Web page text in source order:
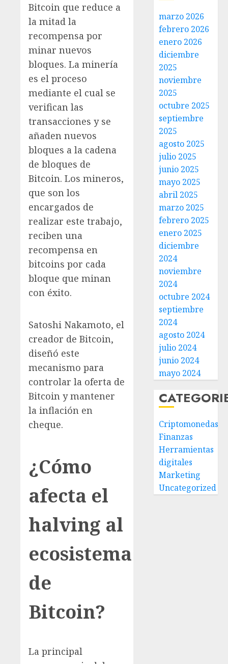
Bitcoin que reduce a
la mitad la
recompensa por
minar nuevos
bloques. La minería
es el proceso
mediante el cual se
verifican las
transacciones y se
añaden nuevos
bloques a la cadena
de bloques de
Bitcoin. Los mineros,
que son los
encargados de
realizar este trabajo,
reciben una
recompensa en
bitcoins por cada
bloque que minan
con éxito.
Satoshi Nakamoto, el
creador de Bitcoin,
diseñó este
mecanismo para
controlar la oferta de
Bitcoin y mantener
la inflación en
cheque.
¿Cómo
afecta el
halving al
ecosistema
de
Bitcoin?
La principal
marzo 2026
febrero 2026
enero 2026
diciembre
2025
noviembre
2025
octubre 2025
septiembre
2025
agosto 2025
julio 2025
junio 2025
mayo 2025
abril 2025
marzo 2025
febrero 2025
enero 2025
diciembre
2024
noviembre
2024
octubre 2024
septiembre
2024
agosto 2024
julio 2024
junio 2024
mayo 2024
Criptomonedas
Finanzas
Herramientas
digitales
Marketing
Uncategorized